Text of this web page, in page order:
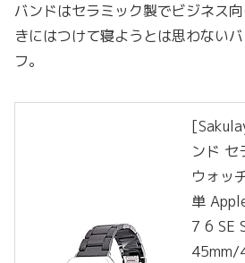
バンドはセラミック製でビジネス
きにはつけて寝ようとは思わない
フ。
ンド セ
ウォッ
単
7 6 SE
45mm/